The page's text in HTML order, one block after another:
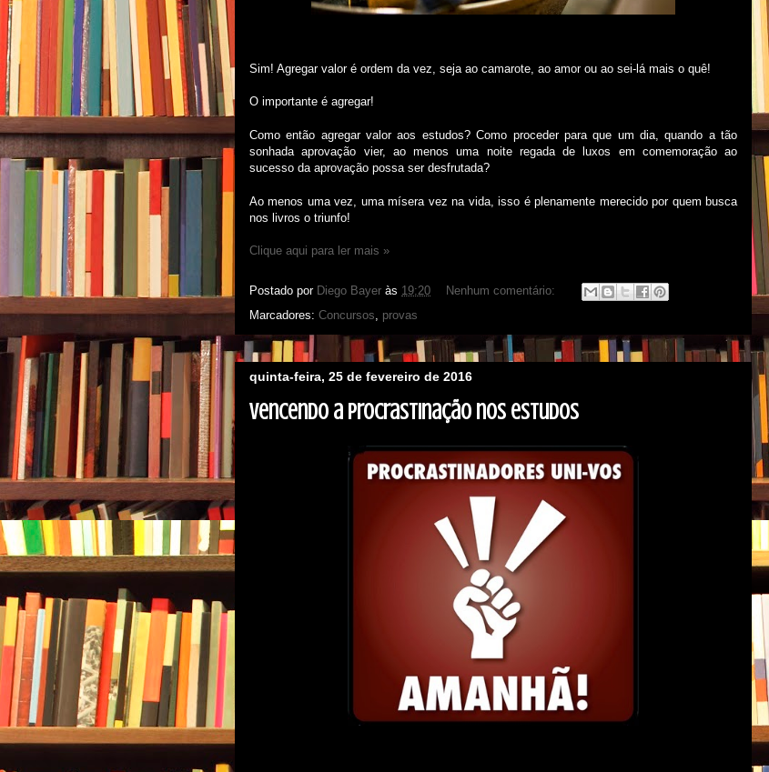
Sim! Agregar valor é ordem da vez, seja ao camarote, ao amor ou ao sei-lá mais o quê!
O importante é agregar!
Como então agregar valor aos estudos? Como proceder para que um dia, quando a tão
sonhada aprovação vier, ao menos uma noite regada de luxos em comemoração ao
sucesso da aprovação possa ser desfrutada?
Ao menos uma vez, uma mísera vez na vida, isso é plenamente merecido por quem busca
nos livros o triunfo!
Clique aqui para ler mais »
Postado por Diego Bayer às 19:20
Nenhum comentário:
Marcadores: Concursos, provas
quinta-feira, 25 de fevereiro de 2016
Vencendo a procrastinação nos estudos